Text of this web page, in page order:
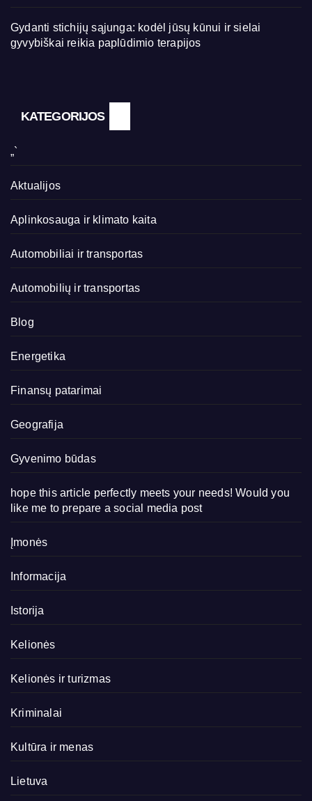
Gydanti stichijų sąjunga: kodėl jūsų kūnui ir sielai
gyvybiškai reikia paplūdimio terapijos
KATEGORIJOS
„`
Aktualijos
Aplinkosauga ir klimato kaita
Automobiliai ir transportas
Automobilių ir transportas
Blog
Energetika
Finansų patarimai
Geografija
Gyvenimo būdas
hope this article perfectly meets your needs! Would you
like me to prepare a social media post
Įmonės
Informacija
Istorija
Kelionės
Kelionės ir turizmas
Kriminalai
Kultūra ir menas
Lietuva